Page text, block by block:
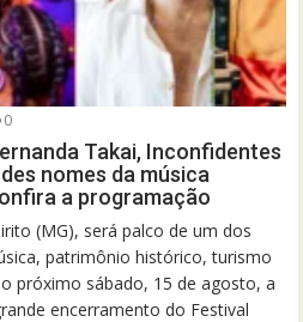
0
Takai, Inconfidentes
nomes da música
a programação
(MG), será palco de um dos
patrimônio histórico, turismo
próximo sábado, 15 de agosto, a
encerramento do Festival